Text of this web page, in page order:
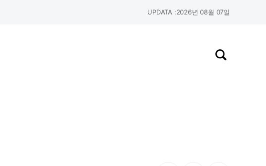
UPDATA :2026년 08월 07일
검색창 열기